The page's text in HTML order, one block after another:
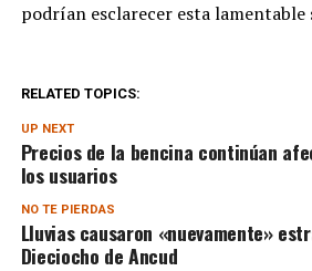
podrían esclarecer esta lamentable
RELATED TOPICS:
UP NEXT
Precios de la bencina continúan
los usuarios
NO TE PIERDAS
Lluvias causaron «nuevamente»
Dieciocho de Ancud